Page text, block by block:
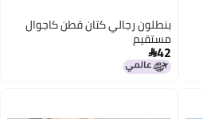
بنطلون رجالي كتان قطن كاجوال
مستقيم
42